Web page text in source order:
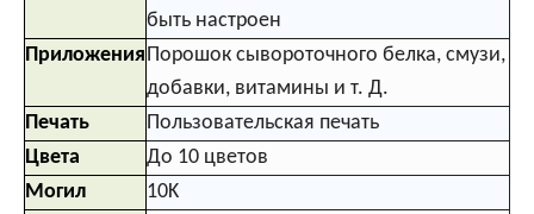
быть настроен
ПриложенияПорошок сывороточного белка, смузи,
добавки, витамины и т. Д.
Печать
Пользовательская печать
Цвета
До 10 цветов
Могил
10K